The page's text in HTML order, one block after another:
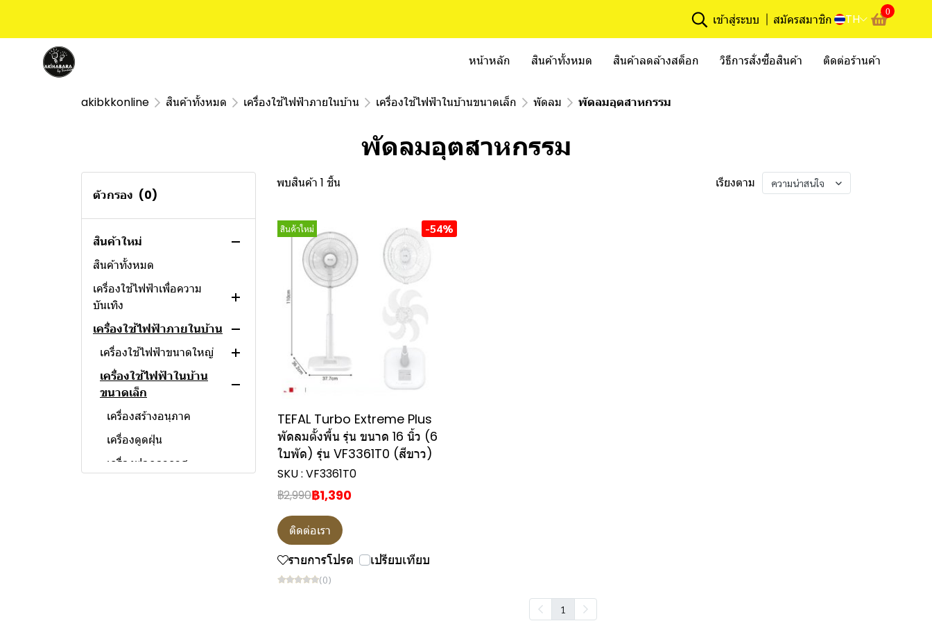
เข้าสู่ระบบ สมัครสมาชิก TH
0
หน้าหลัก สินค้าทั้งหมด สินค้าลดล้างสต็อก วิธีการสั่งซื้อสินค้า ติดต่อร้านค้า
akibkkonline สินค้าทั้งหมด เครื่องใช้ไฟฟ้าภายในบ้าน เครื่องใช้ไฟฟ้าในบ้านขนาดเล็ก พัดลม พัดลมอุตสาหกรรม
พัดลมอุตสาหกรรม
ตัวกรอง (0)
สินค้าใหม่
สินค้าทั้งหมด
เครื่องใช้ไฟฟ้าเพื่อความ
บันเทิง
แอลอีดี ทีวี
ชุดโฮมเธียเตอร์
เครื่องใช้ไฟฟ้าภายในบ้าน
เครื่องใช้ไฟฟ้าขนาดใหญ่
ตู้เย็น
ตู้เย็นมินิบาร์
ตู้เย็น1 ประตู
ตู้เย็น 2 ประตู
ตู้เย็นไซด์บายไซด์
เครื่องซักผ้า
เครื่องซักผ้า 2 ถัง
เครื่องซักผ้าฝาบน
เครื่องซักผ้าฝาหน้า
เครื่องอบผ้า
เครื่องล้างจาน
ตู้แช่ไวน์
เครื่องใช้ไฟฟ้าในบ้าน
ขนาดเล็ก
เครื่องสร้างอนุภาค
เครื่องดูดฝุ่น
เครื่องฟอกอากาศ
พบสินค้า 1 ชิ้น เรียงตาม ความน่าสนใจ
สินค้าใหม่ -54%
TEFAL Turbo Extreme Plus
พัดลมตั้งพื้น รุ่น ขนาด 16 นิ้ว (6
ใบพัด) รุ่น VF3361T0 (สีขาว)
SKU : VF3361T0
฿2,990฿1,390
ติดต่อเรา
รายการโปรด เปรียบเทียบ
(0)
1